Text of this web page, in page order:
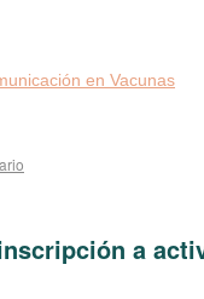
en Vacunas
a